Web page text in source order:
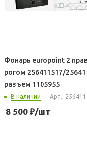
Фонарь europoint 2
рогом 256411517/
разъем 1105955
В наличии Арт.:
8 500 ₽/шт